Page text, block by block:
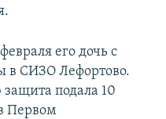
его дочь с
в СИЗО Лефортово.
подала 10
Первом